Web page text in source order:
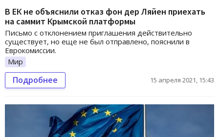
В ЕК не объяснили отказ фон дер Ляйен приехать
на саммит Крымской платформы
Письмо с отклонением приглашения действительно
существует, но еще не был отправлено, пояснили в
Еврокомиссии.
Мир
Подробнее 15 апреля 2021, 15:43